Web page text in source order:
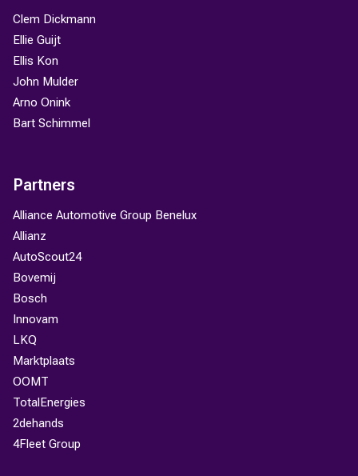
Clem Dickmann
Ellie Guijt
Ellis Kon
John Mulder
Arno Onink
Bart Schimmel
Partners
Alliance Automotive Group Benelux
Allianz
AutoScout24
Bovemij
Bosch
Innovam
LKQ
Marktplaats
OOMT
TotalEnergies
2dehands
4Fleet Group